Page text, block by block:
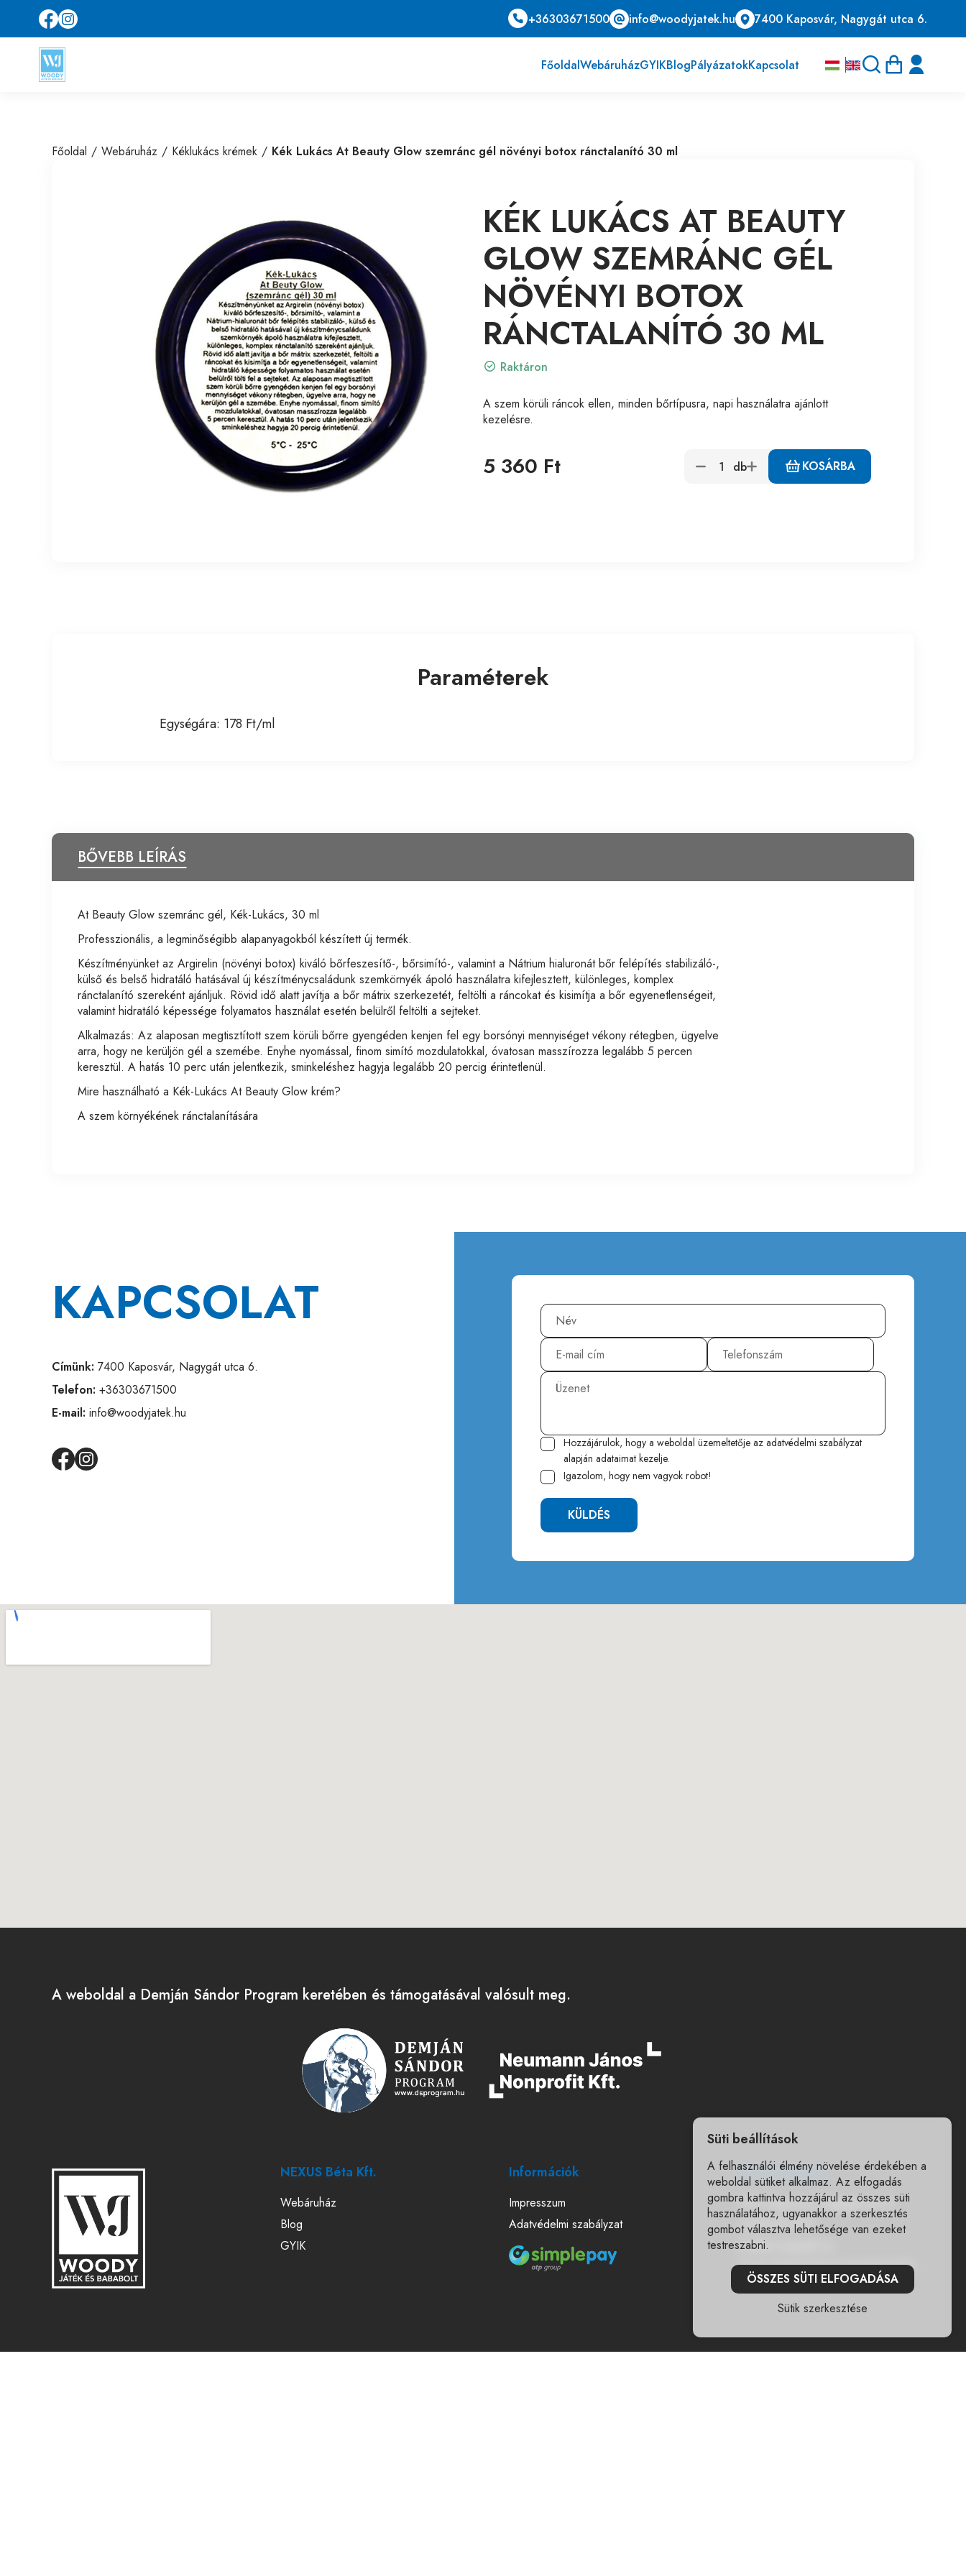
+36303671500 info@woodyjatek.hu 7400 Kaposvár, Nagygát utca 6.
FőoldalWebáruházGYIKBlogPályázatokKapcsolat
Főoldal Webáruház Kéklukács krémek Kék Lukács At Beauty Glow szemránc gél növényi botox ránctalanító 30 ml
KÉK LUKÁCS AT BEAUTY
GLOW SZEMRÁNC GÉL
NÖVÉNYI BOTOX
RÁNCTALANÍTÓ 30 ML
Raktáron
A szem körüli ráncok ellen, minden bőrtípusra, napi használatra ajánlott
kezelésre.
5 360 Ft db KOSÁRBA
Paraméterek
Egységára: 178 Ft/ml
BŐVEBB LEÍRÁS
At Beauty Glow szemránc gél, Kék-Lukács, 30 ml
Professzionális, a legminőségibb alapanyagokból készített új termék.
Készítményünket az Argirelin (növényi botox) kiváló bőrfeszesítő-, bőrsimító-, valamint a Nátrium hialuronát bőr felépítés stabilizáló-,
külső és belső hidratáló hatásával új készítménycsaládunk szemkörnyék ápoló használatra kifejlesztett, különleges, komplex
ránctalanító szereként ajánljuk. Rövid idő alatt javítja a bőr mátrix szerkezetét, feltölti a ráncokat és kisimítja a bőr egyenetlenségeit,
valamint hidratáló képessége folyamatos használat esetén belülről feltölti a sejteket.
Alkalmazás: Az alaposan megtisztított szem körüli bőrre gyengéden kenjen fel egy borsónyi mennyiséget vékony rétegben, ügyelve
arra, hogy ne kerüljön gél a szemébe. Enyhe nyomással, finom simító mozdulatokkal, óvatosan masszírozza legalább 5 percen
keresztül. A hatás 10 perc után jelentkezik, sminkeléshez hagyja legalább 20 percig érintetlenül.
Mire használható a Kék-Lukács At Beauty Glow krém?
A szem környékének ránctalanítására
KAPCSOLAT
Címünk: 7400 Kaposvár, Nagygát utca 6.
Telefon: +36303671500
E-mail: info@woodyjatek.hu
Hozzájárulok, hogy a weboldal üzemeltetője az adatvédelmi szabályzat
alapján adataimat kezelje.
Igazolom, hogy nem vagyok robot!
KÜLDÉS
A weboldal a Demján Sándor Program keretében és támogatásával valósult meg.
NEXUS Béta Kft.
Webáruház
Blog
GYIK
Információk
Impresszum
Adatvédelmi szabályzat
Elérhetőségek
7400 Kaposvár, Nagygát utca 6.
+36303671500
info@woodyjatek.hu
CSAK WEBSHOPOS ÉRTÉKESÍTÉS
Süti beállítások
A felhasználói élmény növelése érdekében a
weboldal sütiket alkalmaz. Az elfogadás
gombra kattintva hozzájárul az összes süti
használatához, ugyanakkor a szerkesztés
gombot választva lehetősége van ezeket
testreszabni.
ÖSSZES SÜTI ELFOGADÁSA
Sütik szerkesztése